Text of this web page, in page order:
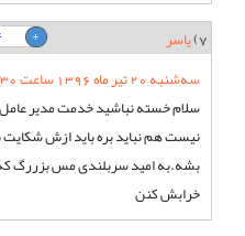
7) یاسر
سه‌شنبه 20 تیر ماه 1396 ساعت 17:30
سلام خسته نباشید خدمت مدیر
نیست هم نباید بره باید ازش
بشه.به امید سربلندی مس بزررگ که
خرابش کنن